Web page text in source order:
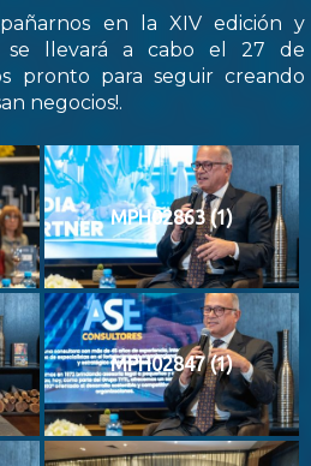
en la XIV edición y
llevará a cabo el 27 de
pronto para seguir creando
negocios!.
MPH02863 (1)
MPH02847 (1)